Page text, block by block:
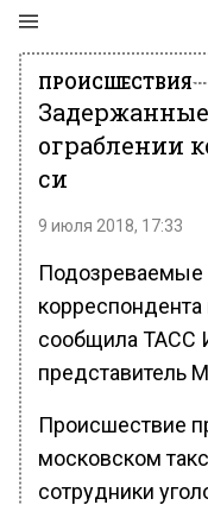
ПРОИСШЕСТВИЯ
ограблении
си
9 июля 2018, 17:33
Подозреваемые
сообщила ТАСС
представитель
Происшествие
московском
сотрудники